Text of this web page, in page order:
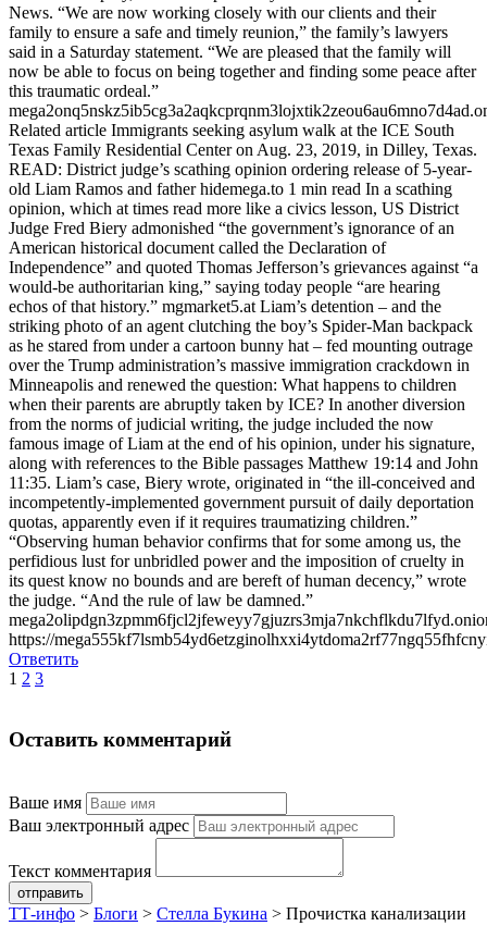
News. “We are now working closely with our clients and their
family to ensure a safe and timely reunion,” the family’s lawyers
said in a Saturday statement. “We are pleased that the family will
now be able to focus on being together and finding some peace after
this traumatic ordeal.”
Related article Immigrants seeking asylum walk at the ICE South
Texas Family Residential Center on Aug. 23, 2019, in Dilley, Texas.
READ: District judge’s scathing opinion ordering release of 5-year-
old Liam Ramos and father hidemega.to 1 min read In a scathing
opinion, which at times read more like a civics lesson, US District
Judge Fred Biery admonished “the government’s ignorance of an
American historical document called the Declaration of
Independence” and quoted Thomas Jefferson’s grievances against “a
would-be authoritarian king,” saying today people “are hearing
echos of that history.” mgmarket5.at Liam’s detention – and the
striking photo of an agent clutching the boy’s Spider-Man backpack
as he stared from under a cartoon bunny hat – fed mounting outrage
over the Trump administration’s massive immigration crackdown in
Minneapolis and renewed the question: What happens to children
when their parents are abruptly taken by ICE? In another diversion
from the norms of judicial writing, the judge included the now
famous image of Liam at the end of his opinion, under his signature,
along with references to the Bible passages Matthew 19:14 and John
11:35. Liam’s case, Biery wrote, originated in “the ill-conceived and
incompetently-implemented government pursuit of daily deportation
quotas, apparently even if it requires traumatizing children.”
“Observing human behavior confirms that for some among us, the
perfidious lust for unbridled power and the imposition of cruelty in
its quest know no bounds and are bereft of human decency,” wrote
the judge. “And the rule of law be damned.”
https://
Ответить
1 2 3
Оставить комментарий
Ваше имя
Ваш электронный адрес
Текст комментария
отправить
ТТ-инфо > Блоги > Стелла Букина > Прочистка канализации